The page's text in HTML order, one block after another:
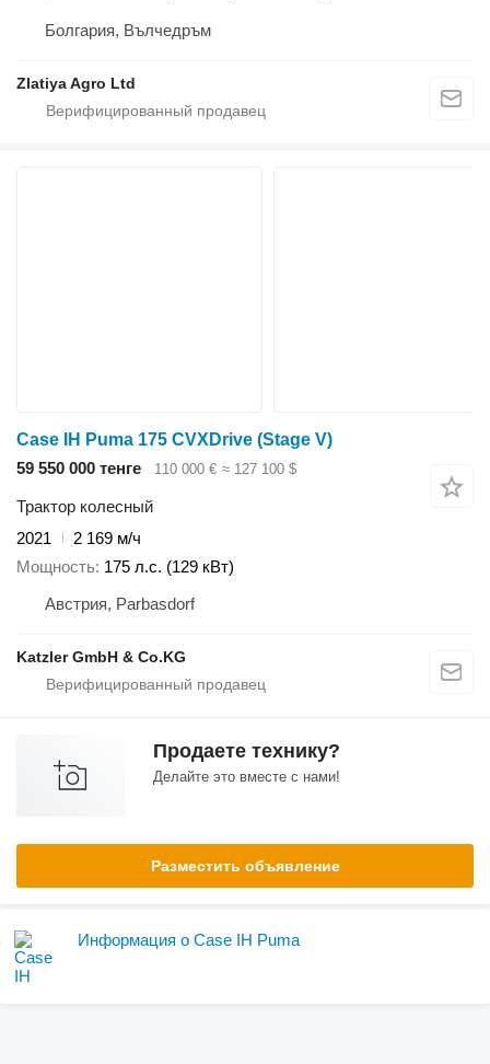
Болгария, Вълчедръм
Zlatiya Agro Ltd
Case IH Puma 175 CVXDrive (Stage V)
59 550 000 тенге
110 000 € ≈ 127 100 $
Трактор колесный
2021
2 169 м/ч
Мощность 175 л.с. (129 кВт)
Австрия, Parbasdorf
Katzler GmbH & Co.KG
Продаете технику?
Делайте это вместе с нами!
Разместить объявление
Информация о Case IH Puma